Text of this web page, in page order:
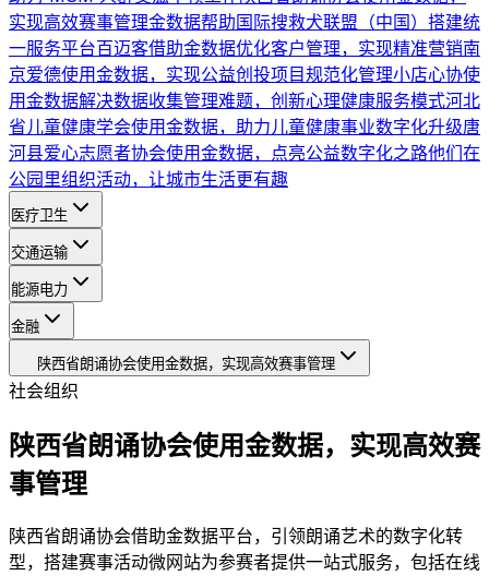
实现高效赛事管理金数据帮助国际搜救犬联盟（中国）搭建统
一服务平台百迈客借助金数据优化客户管理，实现精准营销南
京爱德使用金数据，实现公益创投项目规范化管理小店心协使
用金数据解决数据收集管理难题，创新心理健康服务模式河北
省儿童健康学会使用金数据，助力儿童健康事业数字化升级唐
河县爱心志愿者协会使用金数据，点亮公益数字化之路他们在
公园里组织活动，让城市生活更有趣
医疗卫生
交通运输
能源电力
金融
陕西省朗诵协会使用金数据，实现高效赛事管理
社会组织
陕西省朗诵协会使用金数据，实现高效赛
事管理
陕西省朗诵协会借助金数据平台，引领朗诵艺术的数字化转
型，搭建赛事活动微网站为参赛者提供一站式服务，包括在线